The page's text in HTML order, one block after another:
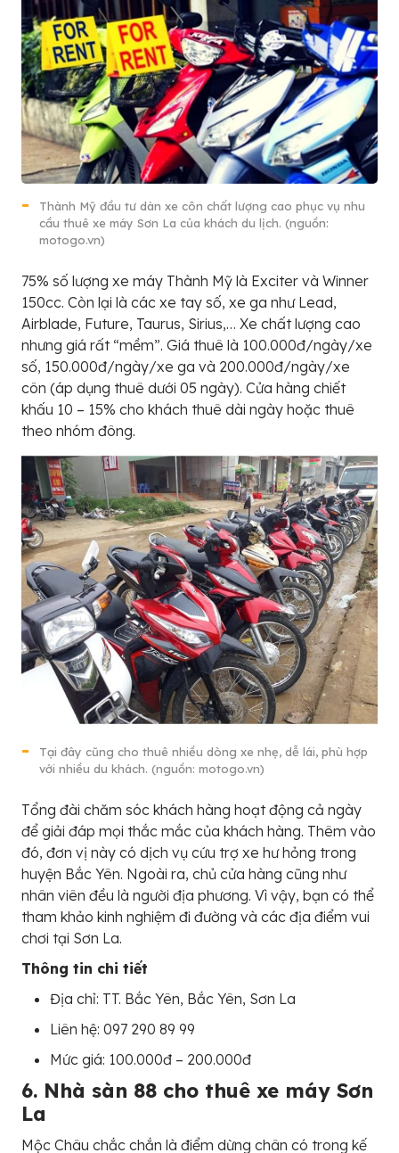
Thành Mỹ đầu tư dàn xe côn chất lượng cao phục vụ nhu
cầu thuê xe máy Sơn La của khách du lịch. (nguồn:
motogo.vn)
75% số lượng xe máy Thành Mỹ là Exciter và Winner
150cc. Còn lại là các xe tay số, xe ga như Lead,
Airblade, Future, Taurus, Sirius,… Xe chất lượng cao
nhưng giá rất “mềm”. Giá thuê là 100.000đ/ngày/xe
số, 150.000đ/ngày/xe ga và 200.000đ/ngày/xe
côn (áp dụng thuê dưới 05 ngày). Cửa hàng chiết
khấu 10 – 15% cho khách thuê dài ngày hoặc thuê
theo nhóm đông.
Tại đây cũng cho thuê nhiều dòng xe nhẹ, dễ lái, phù hợp
với nhiều du khách. (nguồn: motogo.vn)
Tổng đài chăm sóc khách hàng hoạt động cả ngày
để giải đáp mọi thắc mắc của khách hàng. Thêm vào
đó, đơn vị này có dịch vụ cứu trợ xe hư hỏng trong
huyện Bắc Yên. Ngoài ra, chủ cửa hàng cũng như
nhân viên đều là người địa phương. Vì vậy, bạn có thể
tham khảo kinh nghiệm đi đường và các địa điểm vui
chơi tại Sơn La.
Thông tin chi tiết
Địa chỉ: TT. Bắc Yên, Bắc Yên, Sơn La
Liên hệ: 097 290 89 99
Mức giá: 100.000đ – 200.000đ
6. Nhà sàn 88 cho thuê xe máy Sơn
La
Mộc Châu chắc chắn là điểm dừng chân có trong kế